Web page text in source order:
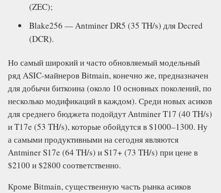
(ZEC);
Blake256 — Antminer DR5 (35 TH/s) для Decred
(DCR).
Но самый широкий и часто обновляемый модельный
ряд ASIC-майнеров Bitmain, конечно же, предназначен
для добычи биткоина (около 10 основных поколений, по
несколько модификаций в каждом). Среди новых асиков
для среднего бюджета подойдут Antminer T17 (40 TH/s)
и T17e (53 TH/s), которые обойдутся в $1000–1300. Ну
а самыми продуктивными на сегодня являются
Antminer S17e (64 TH/s) и S17+ (73 TH/s) при цене в
$2100 и $2800 соответственно.
Кроме Bitmain, существенную часть рынка асиков